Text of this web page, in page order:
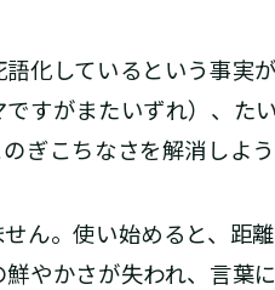
化しているという事実
すがまたいずれ）、た
ぎこちなさを解消しよ
ん。使い始めると、距
やかさが失われ、言葉